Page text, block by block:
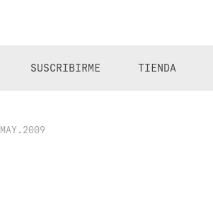
SUSCRIBIRME TIENDA
MAY.2009